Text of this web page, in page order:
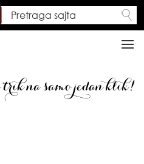
Search form
Pretraga sajta